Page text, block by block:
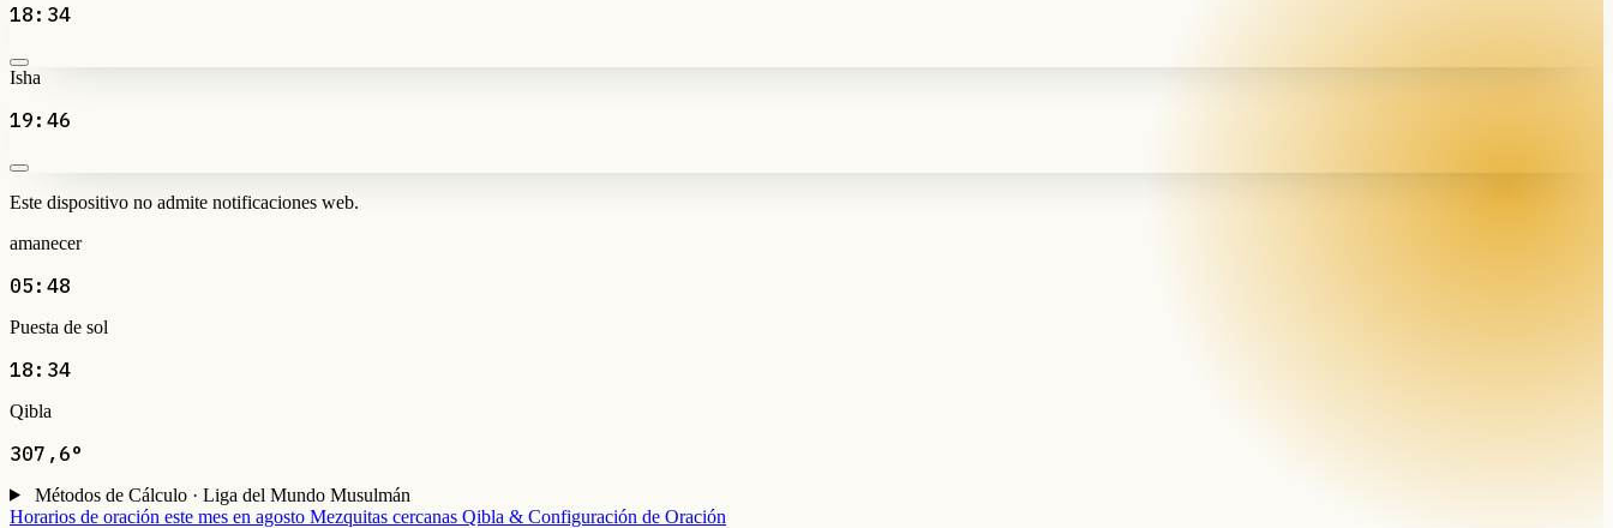
18:34
Isha
19:46
Este dispositivo no admite notificaciones web.
amanecer
05:48
Puesta de sol
18:34
Qibla
307,6°
Métodos de Cálculo · Liga del Mundo Musulmán
Horarios de oración este mes en agosto Mezquitas cercanas Qibla & Configuración de Oración